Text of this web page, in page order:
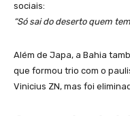
sociais:
“Só sai do deserto quem
Além de Japa, a Bahia
que formou trio com o
Vinicius ZN, mas foi